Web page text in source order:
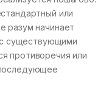
или
разум начинает
с существующими
противоречия или